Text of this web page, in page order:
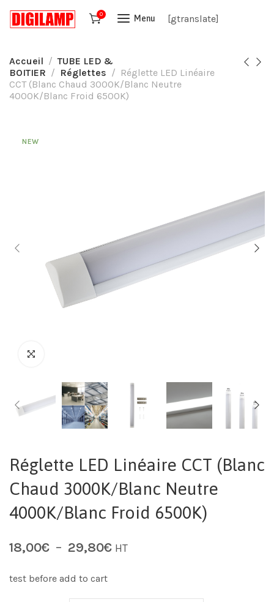
0 Menu [gtranslate]
Accueil
TUBE LED &
BOITIER
Réglettes
Réglette LED Linéaire
CCT (Blanc Chaud 3000K/Blanc Neutre
4000K/Blanc Froid 6500K)
NEW
Réglette LED Linéaire CCT (Blanc
Chaud 3000K/Blanc Neutre
4000K/Blanc Froid 6500K)
18,00€ – 29,80€ HT
test before add to cart